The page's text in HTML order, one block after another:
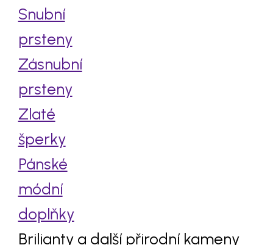
Snubní
prsteny
Zásnubní
prsteny
Zlaté
šperky
Pánské
módní
doplňky
Brilianty a další přirodní kameny